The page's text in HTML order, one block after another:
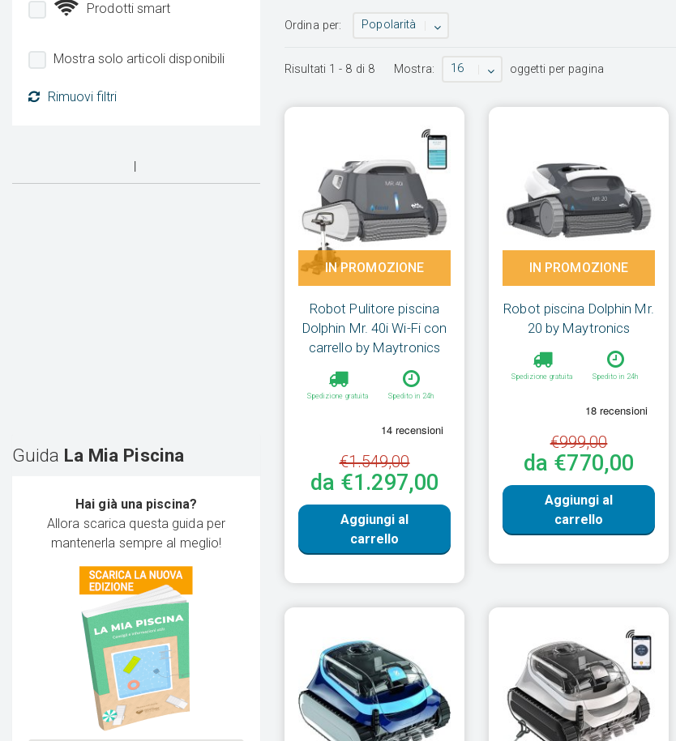
Ordina per: Popolarità
Risultati 1 - 8 di 8 Mostra: 16 oggetti per pagina
Robot Pulitore piscina
Dolphin Mr. 40i Wi-Fi con
carrello by Maytronics
Spedizione gratuita Spedito in 24h
€1.549,00
da €1.297,00
Aggiungi al
carrello
IN PROMOZIONE
Robot piscina Dolphin Mr.
20 by Maytronics
Spedizione gratuita Spedito in 24h
€999,00
da €770,00
Aggiungi al
carrello
IN PROMOZIONE
Prodotti smart
Mostra solo articoli disponibili
Rimuovi filtri
Guida La Mia Piscina
Hai già una piscina?
Allora scarica questa guida per
mantenerla sempre al meglio!